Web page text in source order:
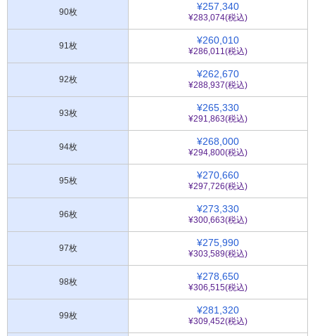
90枚 ¥257,340
¥283,074(税込)
91枚 ¥260,010
¥286,011(税込)
92枚 ¥262,670
¥288,937(税込)
93枚 ¥265,330
¥291,863(税込)
94枚 ¥268,000
¥294,800(税込)
95枚 ¥270,660
¥297,726(税込)
96枚 ¥273,330
¥300,663(税込)
97枚 ¥275,990
¥303,589(税込)
98枚 ¥278,650
¥306,515(税込)
99枚 ¥281,320
¥309,452(税込)